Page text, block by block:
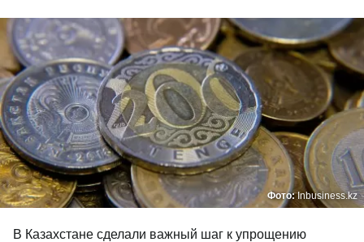
Фото:Inbusiness.kz
В Казахстане сделали важный шаг к упрощению